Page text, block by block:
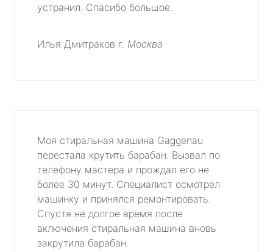
устранил. Спасибо большое.
Илья Дмитраков г. Москва
Моя стиральная машина Gaggenau
перестала крутить барабан. Вызвал по
телефону мастера и прождал его не
более 30 минут. Специалист осмотрел
машинку и принялся ремонтировать.
Спустя не долгое время после
включения стиральная машина вновь
закрутила барабан.